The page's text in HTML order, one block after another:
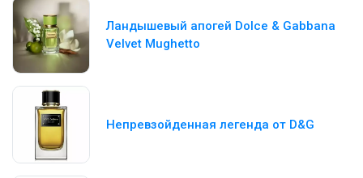
Ландышевый апогей Dolce & Gabbana
Velvet Mughetto
Непревзойденная легенда от D&G